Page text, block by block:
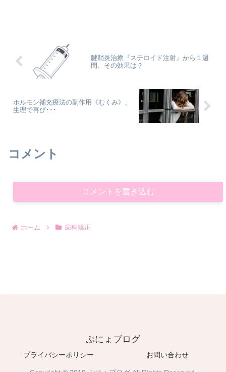
腱鞘炎治療『ステロイド注射』から１週
間、その効果は？
ホルモン補充療法の副作用《むくみ》、
生理で再び･･･
コメント
コメントを書き込む
ホーム 歯科矯正
ぷにょブログ
プライバシーポリシー お問い合わせ